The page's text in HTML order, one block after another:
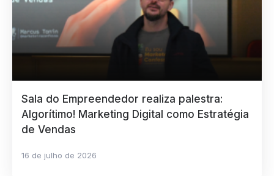
Sala do Empreendedor realiza palestra:
Algorítimo! Marketing Digital como Estratégia
de Vendas
16 de julho de 2026